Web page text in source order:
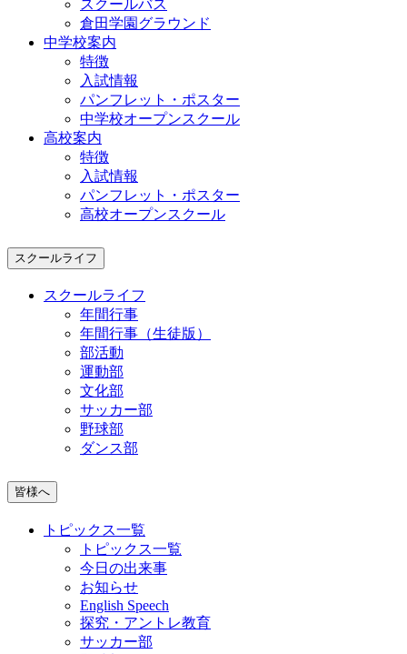
スクールバス
倉田学園グラウンド
中学校案内
特徴
入試情報
パンフレット・ポスター
中学校オープンスクール
高校案内
特徴
入試情報
パンフレット・ポスター
高校オープンスクール
スクールライフ
スクールライフ
年間行事
年間行事（生徒版）
部活動
運動部
文化部
サッカー部
野球部
ダンス部
皆様へ
トピックス一覧
トピックス一覧
今日の出来事
お知らせ
English Speech
探究・アントレ教育
サッカー部